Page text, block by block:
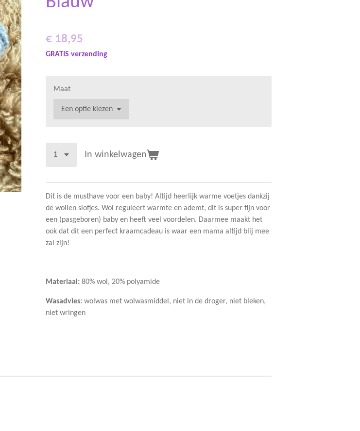
€ 18,95
GRATIS verzending
Maat
In winkelwagen
Dit is de musthave voor een baby! Altijd heerlijk warme voetjes dankzij
de wollen slofjes. Wol reguleert warmte en ademt, dit is super fijn voor
een (pasgeboren) baby en heeft veel voordelen. Daarmee maakt het
ook dat dit een perfect kraamcadeau is waar een mama altijd blij mee
zal zijn!
Materiaal: 80% wol, 20% polyamide
Wasadvies: wolwas met wolwasmiddel, niet in de droger, niet bleken,
niet wringen